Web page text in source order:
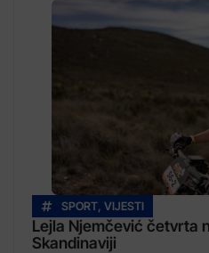
SPORT VIJESTI
Lejla Njemčević četvrta
Skandinaviji